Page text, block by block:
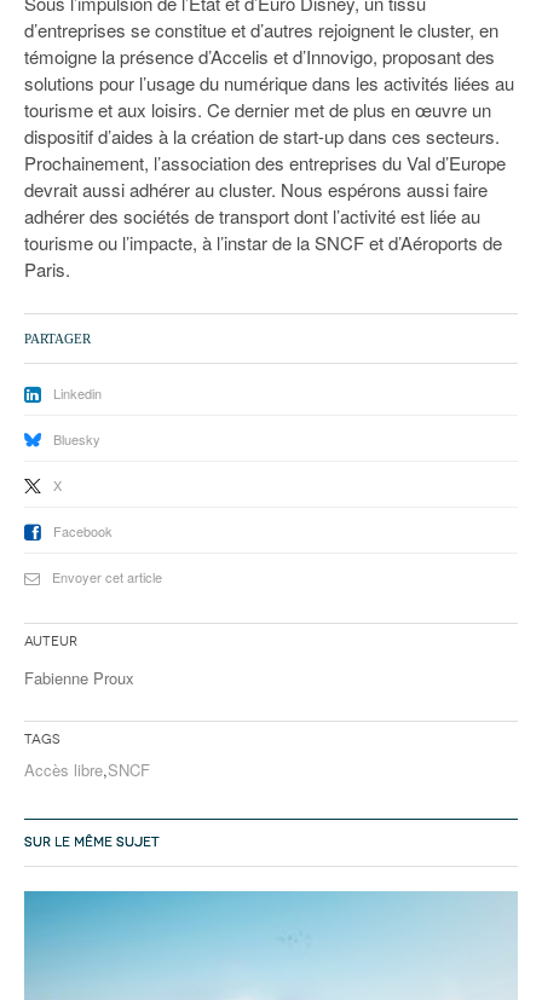
d’entreprises se constitue et d’autres rejoignent le cluster, en
témoigne la présence d’Accelis et d’Innovigo, proposant des
solutions pour l’usage du numérique dans les activités liées au
tourisme et aux loisirs. Ce dernier met de plus en œuvre un
dispositif d’aides à la création de start-up dans ces secteurs.
Prochainement, l’association des entreprises du Val d’Europe
devrait aussi adhérer au cluster. Nous espérons aussi faire
adhérer des sociétés de transport dont l’activité est liée au
tourisme ou l’impacte, à l’instar de la SNCF et d’Aéroports de
Paris.
PARTAGER
Linkedin
Bluesky
X
Facebook
Envoyer cet article
Auteur
Fabienne Proux
Tags
Accès libre,SNCF
SUR LE MÊME SUJET